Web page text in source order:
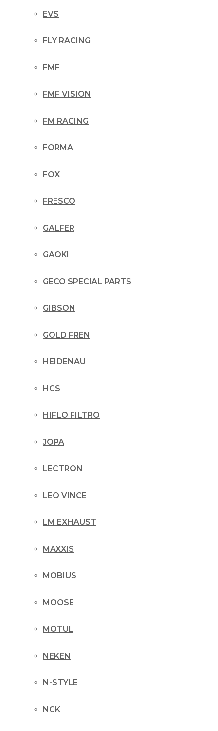
EVS
FLY RACING
FMF
FMF VISION
FM RACING
FORMA
FOX
FRESCO
GALFER
GAOKI
GECO SPECIAL PARTS
GIBSON
GOLD FREN
HEIDENAU
HGS
HIFLO FILTRO
JOPA
LECTRON
LEO VINCE
LM EXHAUST
MAXXIS
MOBIUS
MOOSE
MOTUL
NEKEN
N-STYLE
NGK